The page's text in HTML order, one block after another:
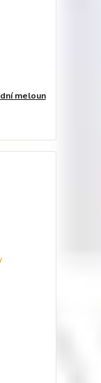
meloun